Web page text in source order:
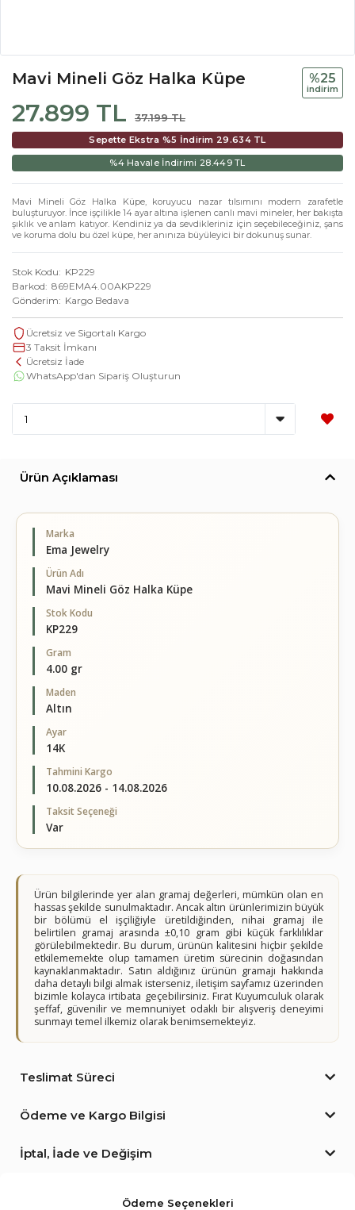
Mavi Mineli Göz Halka Küpe
27.899 TL 37.199 TL
%25
i̇ndi̇ri̇m
Sepette Ekstra %5 İndirim 29.634 TL
%4 Havale İndirimi 28.449 TL
Mavi Mineli Göz Halka Küpe, koruyucu nazar tılsımını modern zarafetle
buluşturuyor. İnce işçilikle 14 ayar altına işlenen canlı mavi mineler, her bakışta
şıklık ve anlam katıyor. Kendiniz ya da sevdikleriniz için seçebileceğiniz, şans
ve koruma dolu bu özel küpe, her anınıza büyüleyici bir dokunuş sunar.
Stok Kodu
KP229
Barkod 869EMA4.00AKP229
Gönderim
Kargo Bedava
Ücretsiz ve Sigortalı Kargo
3 Taksit İmkanı
Ücretsiz İade
WhatsApp'dan Sipariş Oluşturun
Ürün Açıklaması
Marka
Ema Jewelry
Ürün Adı
Mavi Mineli Göz Halka Küpe
Stok Kodu
KP229
Gram
4.00 gr
Maden
Altın
Ayar
14K
Tahmini Kargo
10.08.2026 - 14.08.2026
Taksit Seçeneği
Var
Ürün bilgilerinde yer alan gramaj değerleri, mümkün olan en
hassas şekilde sunulmaktadır. Ancak altın ürünlerimizin büyük
bir bölümü el işçiliğiyle üretildiğinden, nihai gramaj ile
belirtilen gramaj arasında ±0,10 gram gibi küçük farklılıklar
görülebilmektedir. Bu durum, ürünün kalitesini hiçbir şekilde
etkilememekte olup tamamen üretim sürecinin doğasından
kaynaklanmaktadır. Satın aldığınız ürünün gramajı hakkında
daha detaylı bilgi almak isterseniz, iletişim sayfamız üzerinden
bizimle kolayca irtibata geçebilirsiniz. Fırat Kuyumculuk olarak
şeffaf, güvenilir ve memnuniyet odaklı bir alışveriş deneyimi
sunmayı temel ilkemiz olarak benimsemekteyiz.
Teslimat Süreci
Ödeme ve Kargo Bilgisi
İptal, İade ve Değişim
Ödeme Seçenekleri